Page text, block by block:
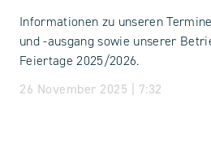
Informationen zu unseren
und -ausgang sowie unserer
Feiertage 2025/2026.
26 November 2025 | 7:32